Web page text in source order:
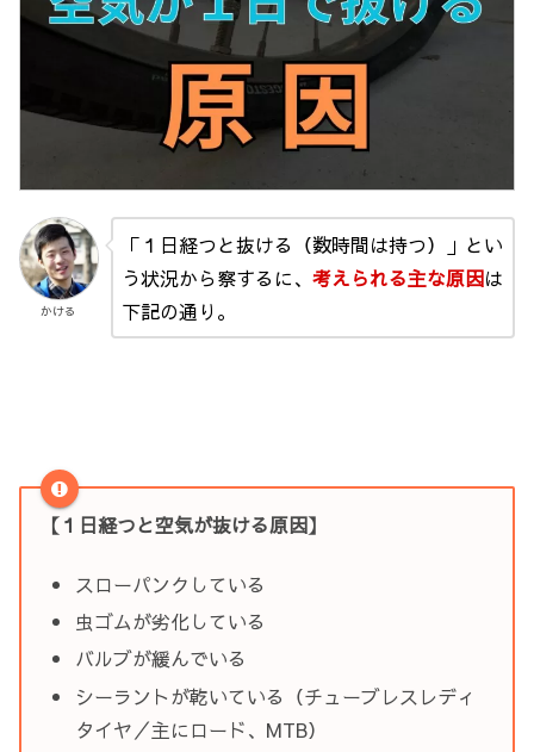
かける
「１日経つと抜ける（数時間は持つ）」とい
う状況から察するに、 考えられる主な原因は
下記の通り。
【１日経つと空気が抜ける原因】
スローパンクしている
虫ゴムが劣化している
バルブが緩んでいる
シーラントが乾いている（チューブレスレディ
タイヤ／主にロード、MTB）